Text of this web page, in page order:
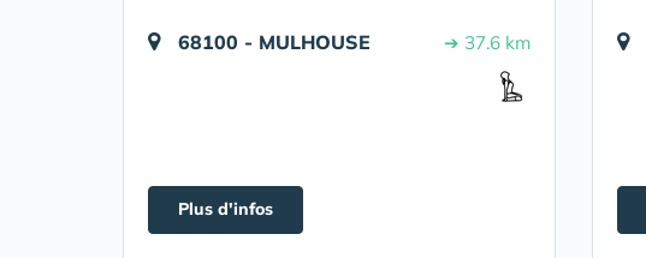
68100 - MULHOUSE ➔ 37.6 km
Plus d'infos